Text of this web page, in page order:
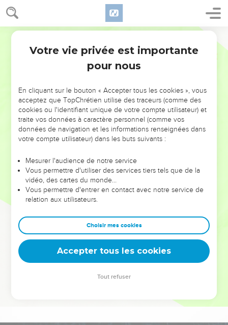
NE MANQUEZ PAS L’ÉVÉNEMENT
DE L’ANNÉE !
ET SI LEURS ERREURS POUVAIENT VOUS ÉVITER LES
VOTRES ?
leur foi ou leur vision. Mais on voit moins les doutes, les erreurs
et les saisons difficiles qu'ils ont traversés, alors même que ce
sont elles qui les ont façonnés.
Dans cette conférence, leaders, entrepreneurs, et responsables
clés pour avancer avec plus de sagesse afin que leurs erreurs
deviennent vos tremplins. Que vous guidiez un ministère, une
équipe, un groupe ou une famille, leur expérience est faite
Votre vie privée est importante
pour nous
En cliquant sur le bouton « Accepter tous les cookies », vous
acceptez que TopChrétien utilise des traceurs (comme des
cookies ou l'identifiant unique de votre compte utilisateur) et
traite vos données à caractère personnel (comme vos
données de navigation et les informations renseignées dans
votre compte utilisateur) dans les buts suivants :
Mesurer l'audience de notre service
Vous permettre d'utiliser des services tiers tels que de la
vidéo, des cartes du monde…
Vous permettre d'entrer en contact avec notre service de
relation aux utilisateurs.
Choisir mes cookies
Accepter tous les cookies
Tout refuser